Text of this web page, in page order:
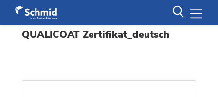
QUALICOAT Zertifikat_deutsch